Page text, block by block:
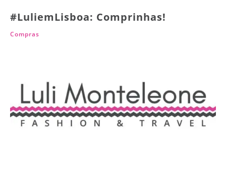
#LuliemLisboa: Comprinhas!
Compras